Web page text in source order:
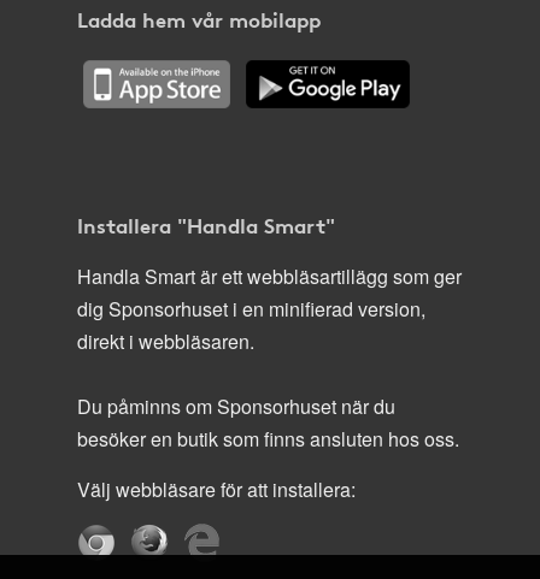
Ladda hem vår mobilapp
Installera "Handla Smart"
Handla Smart är ett webbläsartillägg som ger
dig Sponsorhuset i en minifierad version,
direkt i webbläsaren.
Du påminns om Sponsorhuset när du
besöker en butik som finns ansluten hos oss.
Välj webbläsare för att installera: